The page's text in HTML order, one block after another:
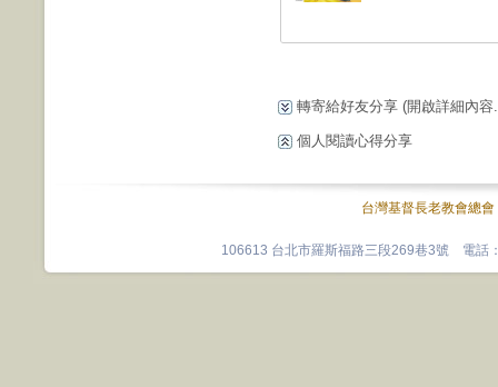
轉寄給好友分享 (開啟詳細內容
個人閱讀心得分享
台灣基督長老教會總會
106613 台北市羅斯福路三段269巷3號 電